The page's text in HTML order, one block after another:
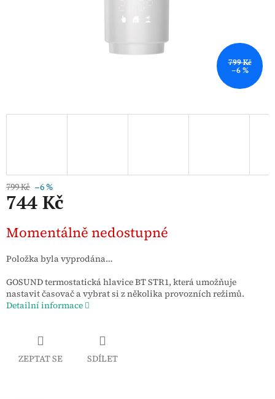
799 Kč
–6 %
799 Kč –6 %
744 Kč
cena:
Momentálně nedostupné
Položka byla vyprodána…
GOSUND termostatická hlavice BT STR1, která umožňuje
nastavit časovač a vybrat si z několika provozních režimů.
Detailní informace
ZEPTAT SE SDÍLET